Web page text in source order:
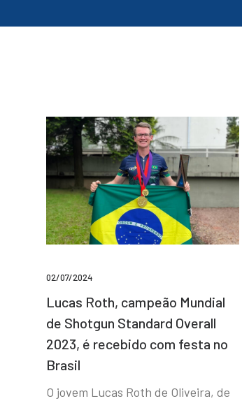
02/07/2024
Lucas Roth, campeão Mundial
de Shotgun Standard Overall
2023, é recebido com festa no
Brasil
O jovem Lucas Roth de Oliveira, de